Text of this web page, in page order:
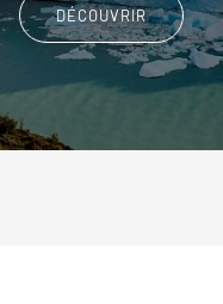
DÉCOUVRIR